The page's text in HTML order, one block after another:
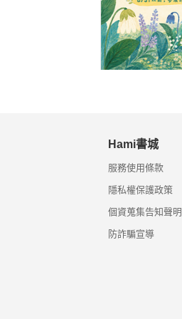
Hami書城
服務使用條款
隱私權保護政策
個資蒐集告知聲明
防詐騙宣導